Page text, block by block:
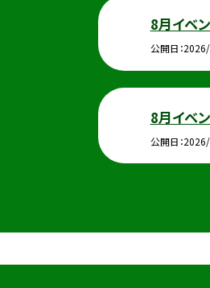
8月イベ
公開日
8月イベ
公開日